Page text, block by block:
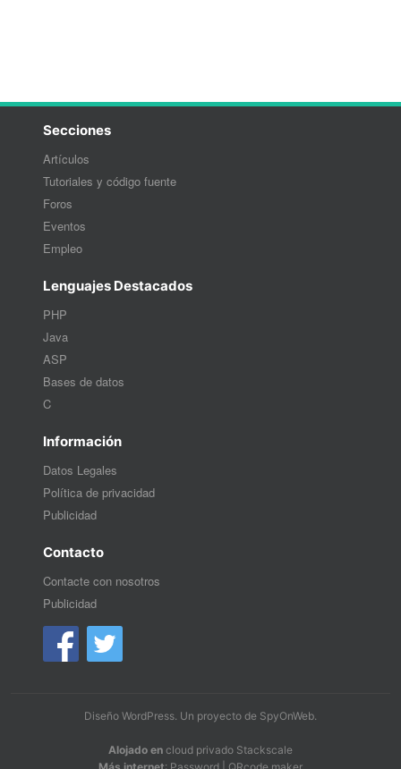
Secciones
Artículos
Tutoriales y código fuente
Foros
Eventos
Empleo
Lenguajes Destacados
PHP
Java
ASP
Bases de datos
C
Información
Datos Legales
Política de privacidad
Publicidad
Contacto
Contacte con nosotros
Publicidad
Diseño WordPress. Un proyecto de SpyOnWeb.
Alojado en cloud privado Stackscale